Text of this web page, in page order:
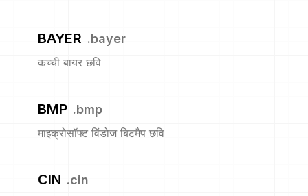
BAYER .bayer
कच्ची बायर छवि
BMP .bmp
माइक्रोसॉफ्ट विंडोज बिटमैप छवि
CIN .cin